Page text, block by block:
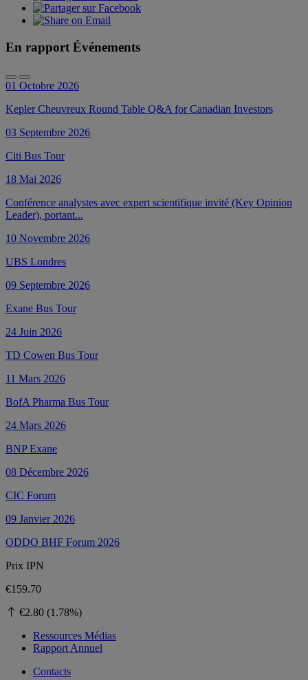
En rapport Événements
01 Octobre 2026
Kepler Cheuvreux Round Table Q&A for Canadian Investors
03 Septembre 2026
Citi Bus Tour
18 Mai 2026
Conférence analystes avec expert scientifique invité (Key Opinion
Leader), portant...
10 Novembre 2026
UBS Londres
09 Septembre 2026
Exane Bus Tour
24 Juin 2026
TD Cowen Bus Tour
11 Mars 2026
BofA Pharma Bus Tour
24 Mars 2026
BNP Exane
08 Décembre 2026
CIC Forum
09 Janvier 2026
ODDO BHF Forum 2026
Prix ​​IPN
€159.70
€2.80 (1.78%)
Ressources Médias
Rapport Annuel
Contacts